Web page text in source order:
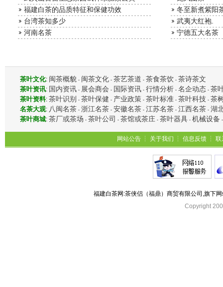
福建白茶的品质特征和保健功效
冬至新煮紫阳
台湾茶知多少
武夷大红袍.
河南名茶
宁德五大名茶
茶叶文化: 闽茶概貌 - 闽茶文化 - 茶艺茶道 - 茶食茶饮 - 茶诗茶文
茶叶资讯: 国内资讯 - 展会商会 - 国际资讯 - 行情分析 - 名企动态 - 茶
茶叶资料: 茶叶识别 - 茶叶保健 - 产业政策 - 茶叶标准 - 茶叶科技 - 茶
名茶大观: 八闽名茶 - 浙江名茶 - 安徽名茶 - 江苏名茶 - 江西名茶 - 湖
茶叶商城: 茶厂或茶场 - 茶叶公司 - 茶馆或茶庄 - 茶叶器具 - 机械设备
网站公告 ┆ 关于我们 ┆ 信息反馈 ┆ 联
福建白茶网:茶侠侣（福鼎）商贸有限公司,旗下
Copyright